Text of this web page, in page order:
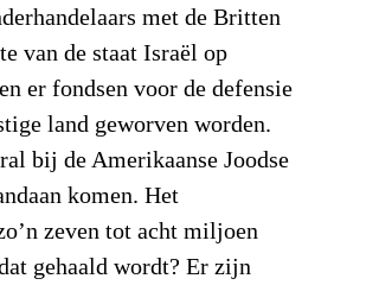
met de Britten
van de staat Israël op
er fondsen voor de defensie
land geworven worden.
bij de Amerikaanse Joodse
komen. Het
zeven tot acht miljoen
gehaald wordt? Er zijn